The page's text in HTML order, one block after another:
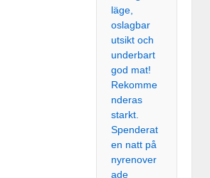
Spenderat
en natt på
nyrenover
ade